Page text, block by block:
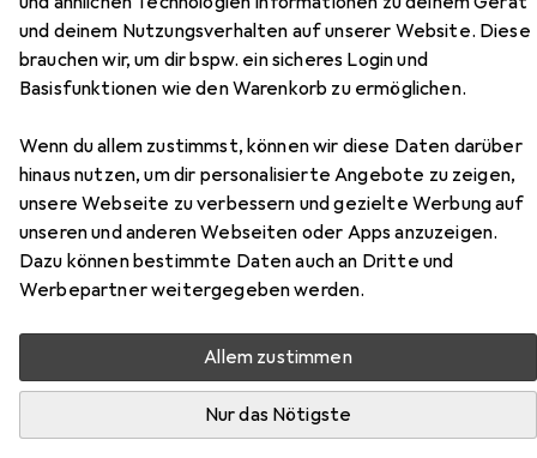
und deinem Nutzungsverhalten auf unserer Website. Diese
brauchen wir, um dir bspw. ein sicheres Login und
Basisfunktionen wie den Warenkorb zu ermöglichen.
Wenn du allem zustimmst, können wir diese Daten darüber
hinaus nutzen, um dir personalisierte Angebote zu zeigen,
unsere Webseite zu verbessern und gezielte Werbung auf
unseren und anderen Webseiten oder Apps anzuzeigen.
Dazu können bestimmte Daten auch an Dritte und
Werbepartner weitergegeben werden.
Allem zustimmen
Nur das Nötigste
BlumZargen-Set Merivobox N
Zubehör für Blum Zargen-Set
Merivobox N
Hier findest du passendes Zubehör zum Produkt Blum
Zargen-Set Merivobox N aus den Kategorien
Schubladenauszüge, Küchen Organizer und
Schubladenauszüge